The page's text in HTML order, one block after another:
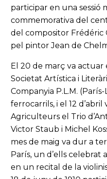
participar en una sessió
commemorativa del
del compositor Frédéric
pel pintor Jean de
El 20 de març va
Societat Artística i
Companyia P.L.M.
ferrocarrils, i el 12
Agriculteurs el Trio
Victor Staub i Michel
mes de maig va dur a
París, un d’ells celebrat
en un recital de la